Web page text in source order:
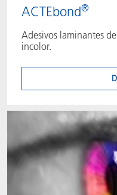
ACTEbond®
Adesivos laminantes
incolor.